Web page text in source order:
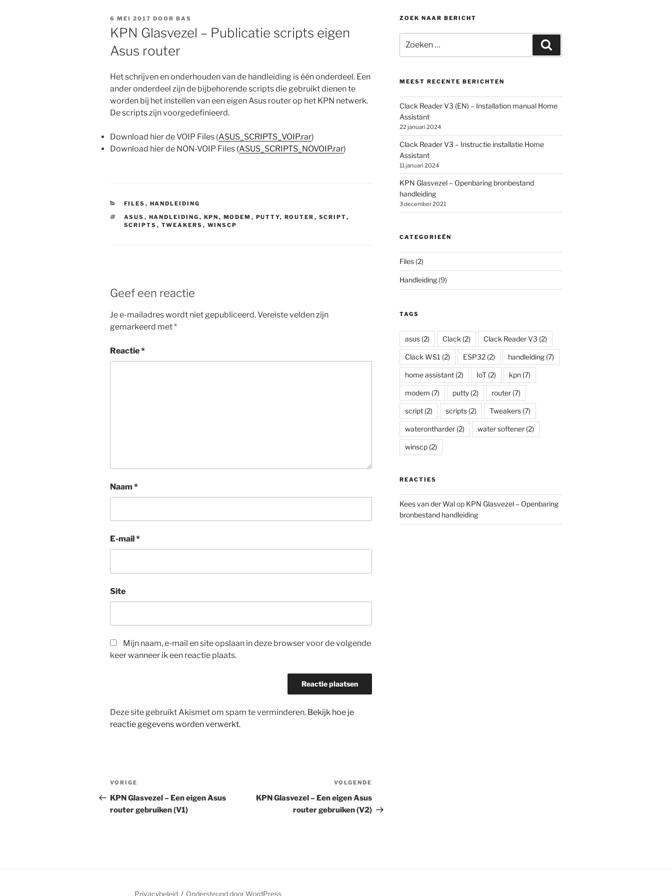
GEPLAATST
OP
6 MEI 2017 DOOR BAS
KPN Glasvezel – Publicatie scripts eigen
Asus router
Het schrijven en onderhouden van de handleiding is één onderdeel. Een
ander onderdeel zijn de bijbehorende scripts die gebruikt dienen te
worden bij het instellen van een eigen Asus router op het KPN netwerk.
De scripts zijn voorgedefinieerd.
Download hier de VOIP Files (ASUS_SCRIPTS_VOIP.rar)
Download hier de NON-VOIP Files (ASUS_SCRIPTS_NOVOIP.rar)
CATEGORIEËN
FILES , HANDLEIDING
TAGS
ASUS , HANDLEIDING , KPN , MODEM , PUTTY, ROUTER , SCRIPT,
SCRIPTS , TWEAKERS , WINSCP
Geef een reactie
Je e-mailadres wordt niet gepubliceerd.Vereiste velden zijn
gemarkeerd met*
Reactie*
Naam *
E-mail *
Site
Mijn naam, e-mail en site opslaan in deze browser voor de volgende
keer wanneer ik een reactie plaats.
Deze site gebruikt Akismet om spam te verminderen. Bekijk hoe je
reactie gegevens worden verwerkt.
Bericht
navigatie
Vorig
bericht
VORIGE
KPN Glasvezel – Een eigen Asus
router gebruiken (V1)
bericht
VOLGENDE
KPN Glasvezel – Een eigen Asus
router gebruiken (V2)
ZOEK NAAR BERICHT
naar:
MEEST RECENTE BERICHTEN
Clack Reader V3 (EN) – Installation manual Home
Assistant
22 januari 2024
Clack Reader V3 – Instructie installatie Home
Assistant
11 januari 2024
KPN Glasvezel – Openbaring bronbestand
handleiding
3 december 2021
CATEGORIEËN
Files(2)
Handleiding(9)
TAGS
asus(2) Clack (2) Clack Reader V3 (2)
Clack WS1 (2) ESP32(2) handleiding(7)
home assistant(2) IoT(2) kpn(7)
modem (7) putty(2) router(7)
script(2) scripts(2) Tweakers(7)
waterontharder(2) water softener(2)
winscp(2)
REACTIES
Kees van der Walop KPN Glasvezel – Openbaring
bronbestand handleiding
Privacybeleid Ondersteund door WordPress